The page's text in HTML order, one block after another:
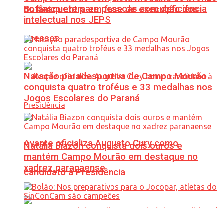
Botânico entra em fase de execução dos
acessos
Avante oficializa Augusto Cury como
candidato à Presidência
no basquete para pessoas com deficiência
intelectual nos JEPS
Natação paradesportiva de Campo Mourão
conquista quatro troféus e 33 medalhas nos
Jogos Escolares do Paraná
Natália Biazon conquista dois ouros e
mantém Campo Mourão em destaque no
xadrez paranaense